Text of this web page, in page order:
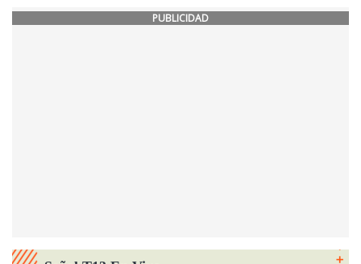
PUBLICIDAD